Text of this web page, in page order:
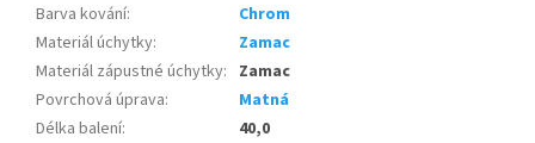
Barva kování:
Chrom
Materiál úchytky:
Zamac
Materiál zápustné úchytky: Zamac
Povrchová úprava:
Matná
Délka balení:
40,0